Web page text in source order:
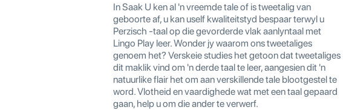
In Saak U ken al 'n vreemde tale of is tweetalig van
geboorte af, u kan uself kwaliteitstyd bespaar terwyl u
Perzisch -taal op die gevorderde vlak aanlyntaal met
Lingo Play leer. Wonder jy waarom ons tweetaliges
genoem het? Verskeie studies het getoon dat tweetaliges
dit maklik vind om 'n derde taal te leer, aangesien dit 'n
natuurlike flair het om aan verskillende tale blootgestel te
word. Vlotheid en vaardighede wat met een taal gepaard
gaan, help u om die ander te verwerf.